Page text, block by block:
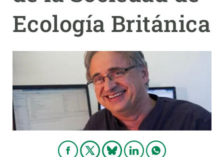
Ecología Británica
PARTICIPA
NOTICIAS Y AGENDA